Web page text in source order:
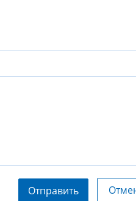
Отправить